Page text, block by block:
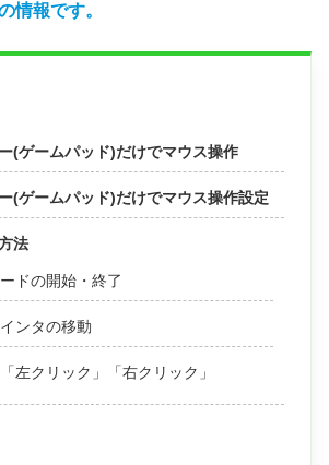
情報です。
(ゲームパッド)だけでマウス操作
(ゲームパッド)だけでマウス操作設定
法
ドの開始・終了
ンタの移動
左クリック」「右クリック」